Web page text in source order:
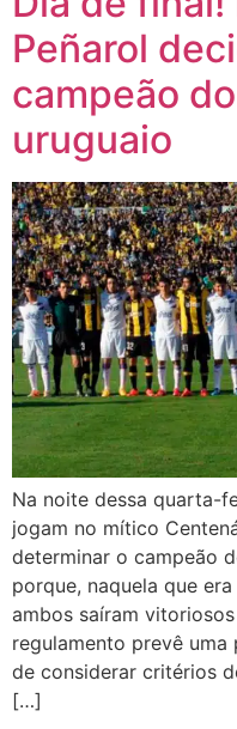
Peñarol
campeão
uruguaio
Na noite dessa quarta-
jogam no mítico
determinar o campeão
porque, naquela que
ambos saíram
regulamento prevê
de considerar critérios
[…]